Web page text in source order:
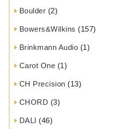
Boulder (2)
Bowers&Wilkins (157)
Brinkmann Audio (1)
Carot One (1)
CH Precision (13)
CHORD (3)
DALI (46)